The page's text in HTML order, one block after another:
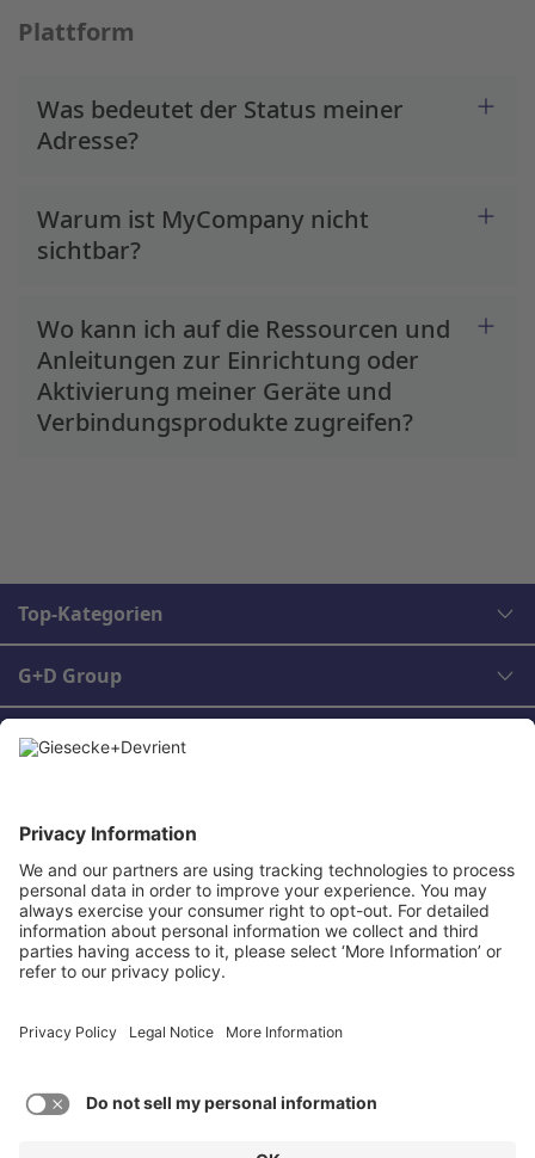
Plattform
Was bedeutet der Status meiner
Adresse?
Warum ist MyCompany nicht
sichtbar?
Wo kann ich auf die Ressourcen und
Anleitungen zur Einrichtung oder
Aktivierung meiner Geräte und
Verbindungsprodukte zugreifen?
Top-Kategorien
G+D Group
Rechtliches
Kontakt